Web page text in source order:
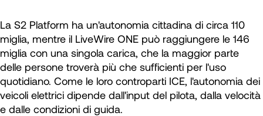
La S2 Platform ha un'autonomia cittadina di circa 110
miglia, mentre il LiveWire ONE può raggiungere le 146
miglia con una singola carica, che la maggior parte
delle persone troverà più che sufficienti per l'uso
quotidiano. Come le loro controparti ICE, l'autonomia dei
veicoli elettrici dipende dall'input del pilota, dalla velocità
e dalle condizioni di guida.